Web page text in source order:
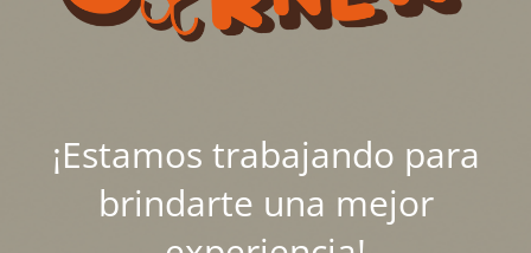
¡Estamos trabajando para
brindarte una mejor